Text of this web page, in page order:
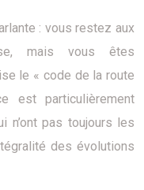
: vous restez aux
mais vous êtes
le « code de la route
est particulièrement
n’ont pas toujours les
des évolutions